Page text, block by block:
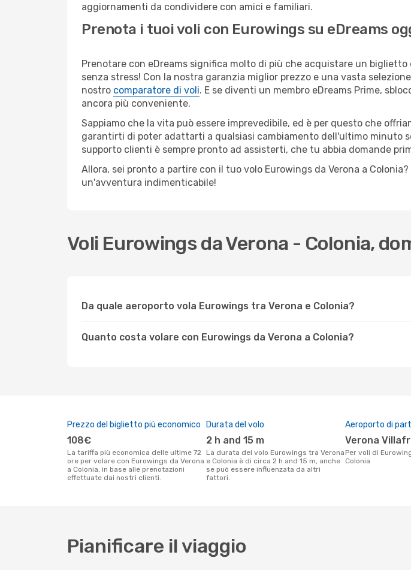
aggiornamenti da condividere con amici e familiari.
Prenota i tuoi voli con Eurowings su eDreams
Prenotare con eDreams significa molto di più che acquistare un
senza stress! Con la nostra garanzia miglior prezzo e una vasta
nostro comparatore di voli. E se diventi un membro eDreams Prime,
ancora più conveniente.
Sappiamo che la vita può essere imprevedibile, ed è per questo che
garantirti di poter adattarti a qualsiasi cambiamento dell'ultimo minuto
supporto clienti è sempre pronto ad assisterti, che tu abbia domande
Allora, sei pronto a partire con il tuo volo Eurowings da Verona a
un'avventura indimenticabile!
Voli Eurowings da Verona - Colonia,
Da quale aeroporto vola Eurowings tra Verona e Colonia?
Quanto costa volare con Eurowings da Verona a Colonia?
Prezzo del biglietto più economico
108€
La tariffa più economica delle ultime 72
ore per volare con Eurowings da Verona
a Colonia, in base alle prenotazioni
effettuate dai nostri clienti.
Durata del volo
2 h and 15 m
La durata del volo Eurowings tra Verona
e Colonia è di circa 2 h and 15 m, anche
se può essere influenzata da altri
fattori.
Aeroporto di
Verona
Per voli di Eurowings da Verona a
Colonia
Pianificare il viaggio